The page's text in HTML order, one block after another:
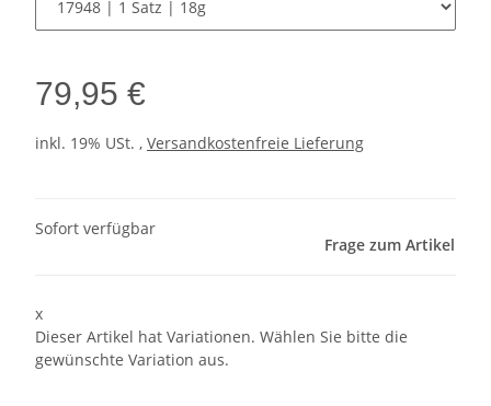
79,95 €
inkl. 19% USt. , Versandkostenfreie Lieferung
Sofort verfügbar
Frage zum Artikel
x
Dieser Artikel hat Variationen. Wählen Sie bitte die
gewünschte Variation aus.